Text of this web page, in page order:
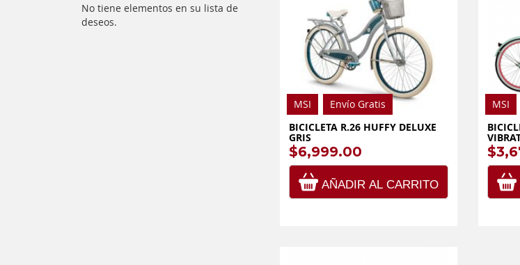
No tiene elementos en su lista de
deseos.
MSI
Envío Gratis
BICICLETA R.26 HUFFY DELUXE
GRIS
$6,999.00
AÑADIR AL CARRITO
MSI